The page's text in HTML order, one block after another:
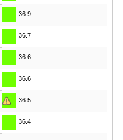
36.9
36.7
36.6
36.6
36.5
36.4